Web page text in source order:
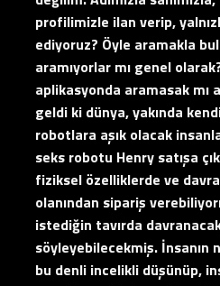
profilimizle ilan verip,
ediyoruz? Öyle aramakla
aramıyorlar mı genel
aplikasyonda aramasak mı
geldi ki dünya, yakında
robotlara aşık olacak
seks robotu Henry satışa
fiziksel özelliklerde ve
olanından sipariş
istediğin tavırda
söyleyebilecekmiş. İnsanın
bu denli incelikli düşünüp,